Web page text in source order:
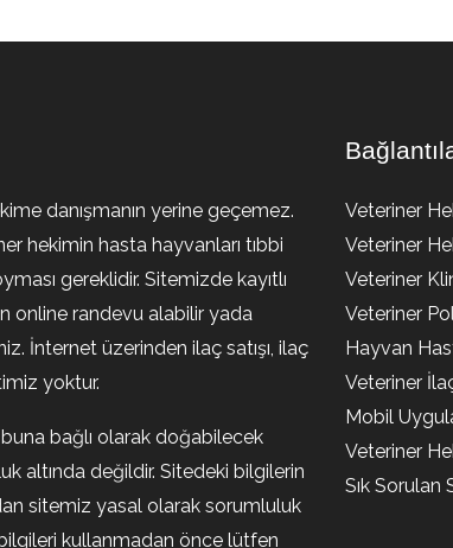
danışmanın yerine geçemez.
hekimin hasta hayvanları tıbbi
gereklidir. Sitemizde kayıtlı
online randevu alabilir yada
İnternet üzerinden ilaç satışı, ilaç
yoktur.
buna bağlı olarak doğabilecek
altında değildir. Sitedeki bilgilerin
sitemiz yasal olarak sorumluluk
kullanmadan önce lütfen
Veteriner
Veteriner
Veteriner
Veteriner
Hayvan
Veteriner
Mobil
Veteriner
Sık Sorulan